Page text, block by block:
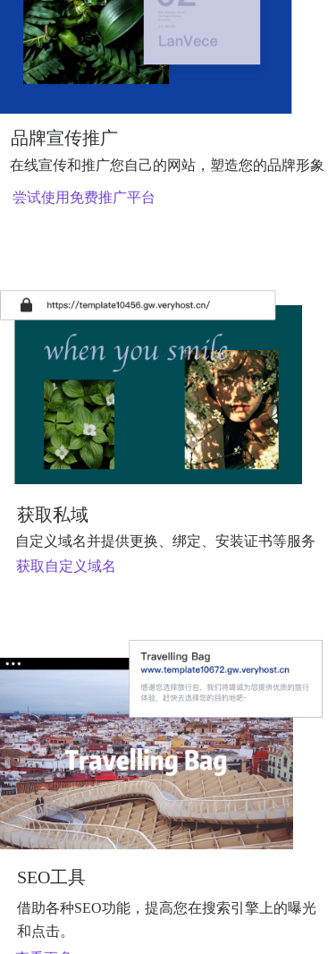
品牌宣传推广
在线宣传和推广您自己的网站，塑造您的品牌形象
尝试使用免费推广平台
获取私域
自定义域名并提供更换、绑定、安装证书等服务
获取自定义域名
SEO工具
借助各种SEO功能，提高您在搜索引擎上的曝光
和点击。